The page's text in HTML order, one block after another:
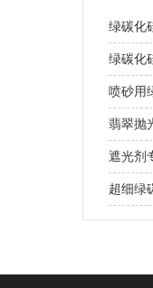
绿碳化
绿碳化
喷砂用
翡翠抛
遮光剂
超细绿